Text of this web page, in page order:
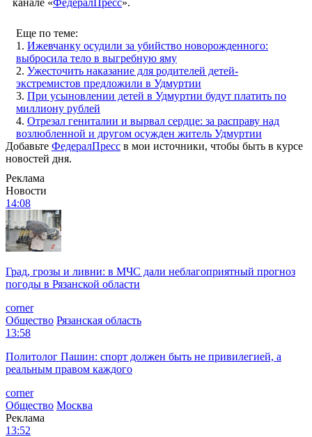
Еще по теме:
1. Ижевчанку осудили за убийство новорожденного:
выбросила тело в выгребную яму
2. Ужесточить наказание для родителей детей-
экстремистов предложили в Удмуртии
3. При усыновлении детей в Удмуртии будут платить по
миллиону рублей
4. Отрезал гениталии и вырвал сердце: за расправу над
возлюбленной и другом осужден житель Удмуртии
Добавьте ФедералПресс в мои источники, чтобы быть в курсе
новостей дня.
Реклама
Новости
14:08
Град, грозы и ливни: в МЧС дали неблагоприятный прогноз
погоды в Рязанской области
corner
Общество Рязанская область
13:58
Политолог Пашин: спорт должен быть не привилегией, а
реальным правом каждого
corner
Общество Москва
Реклама
13:52